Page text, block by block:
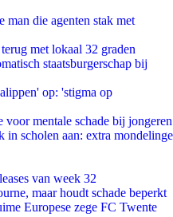
die agenten stak met
met lokaal 32 graden
staatsburgerschap bij
op: 'stigma op
mentale schade bij jongeren
in scholen aan: extra mondelinge
van week 32
maar houdt schade beperkt
Europese zege FC Twente